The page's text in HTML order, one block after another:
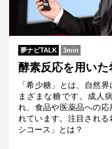
夢ナビTALK 3min
酵素反応を用い
「希少糖」とは、自然
まざまな糖です。成人
れ、食品や医薬品への
れています。注目され
シコース」とは？